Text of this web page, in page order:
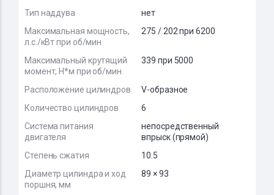
Тип наддува
нет
Максимальная мощность,
л.с./кВт при об/мин
275 / 202 при 6200
Максимальный крутящий
момент, Н*м при об/мин
339 при 5000
Расположение цилиндров
V-образное
Количество цилиндров
6
Система питания
двигателя
непосредственный
впрыск (прямой)
Степень сжатия
10.5
Диаметр цилиндра и ход
поршня, мм
89 × 93